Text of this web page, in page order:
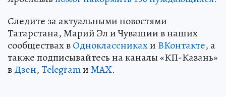
Следите за актуальными новостями
Татарстана, Марий Эл и Чувашии в наших
сообществах вОдноклассникахи ВКонтакте, а
также подписывайтесь на каналы «КП-Казань»
вДзен,TelegramиMAX.